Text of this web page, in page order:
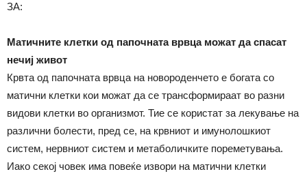
ЗА:
Матичните клетки од папочната врвца можат да спасат
нечиј живот
Крвта од папочната врвца на новороденчето е богата со
матични клетки кои можат да се трансформираат во разни
видови клетки во организмот. Тие се користат за лекување на
различни болести, пред се, на крвниот и имунолошкиот
систем, нервниот систем и метаболичките пореметувања.
Иако секој човек има повеќе извори на матични клетки